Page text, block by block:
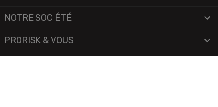
NOTRE SOCIÉTÉ 
PRORISK & VOUS 